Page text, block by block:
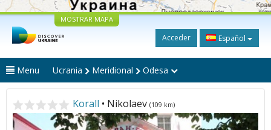
MOSTRAR MAPA
Acceder Español
Menu Ucrania Meridional Odesa
Korall • Nikolaev (109 km)